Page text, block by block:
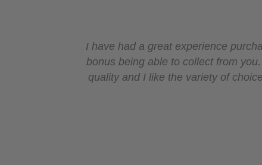
I have had a great experience
bonus being able to collect from
quality and I like the variety of